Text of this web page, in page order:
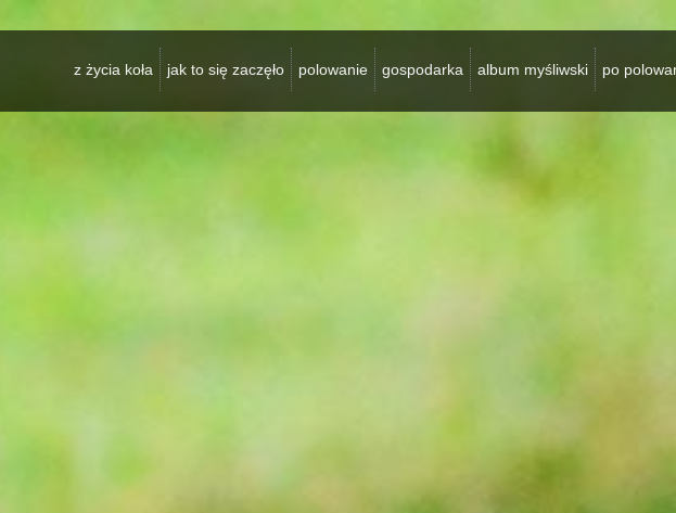
z życia koła jak to się zaczęło polowanie gospodarka album myśliwski po